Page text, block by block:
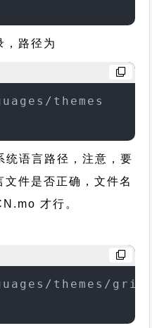
，路径为
themes
语言路径，注意，要
件是否正确，文件名
才行。
themes/